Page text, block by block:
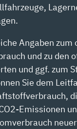
Angaben zum
und zu den
und ggf. zum
Sie dem
Emissionen